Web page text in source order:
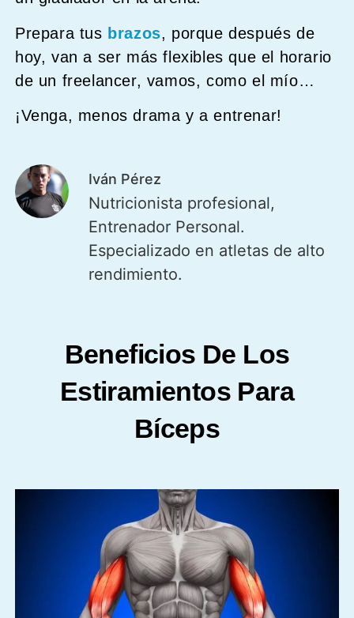
Prepara tus brazos, porque después de
hoy, van a ser más flexibles que el horario
de un freelancer, vamos, como el mío…
¡Venga, menos drama y a entrenar!
Iván Pérez
Nutricionista profesional,
Entrenador Personal.
Especializado en atletas de alto
rendimiento.
Beneficios De Los
Estiramientos Para
Bíceps